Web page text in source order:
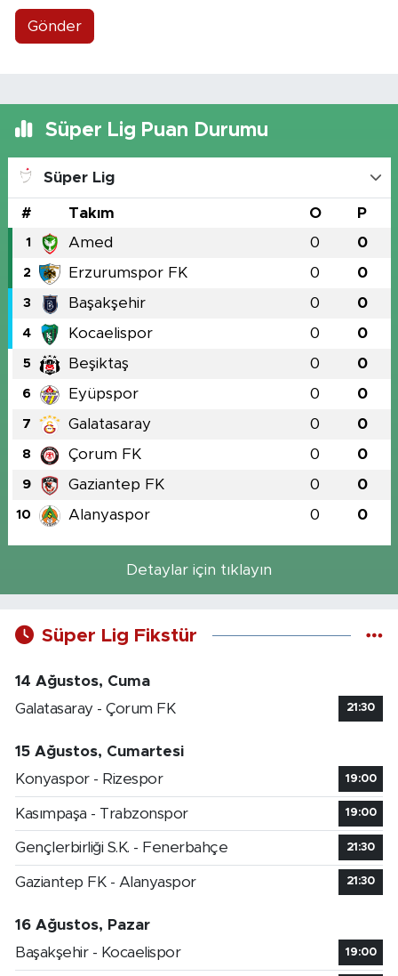
Gönder
Süper Lig Puan Durumu
Süper Lig
# Takım O P
1 Amed 0 0
2 Erzurumspor FK 0 0
3 Başakşehir 0 0
4 Kocaelispor 0 0
5 Beşiktaş 0 0
6 Eyüpspor 0 0
7 Galatasaray 0 0
8 Çorum FK 0 0
9 Gaziantep FK 0 0
10 Alanyaspor 0 0
Detaylar için tıklayın
Süper Lig Fikstür
14 Ağustos, Cuma
Galatasaray - Çorum FK
21:30
15 Ağustos, Cumartesi
Konyaspor - Rizespor
19:00
Kasımpaşa - Trabzonspor 19:00
Gençlerbirliği S.K. - Fenerbahçe 21:30
Gaziantep FK - Alanyaspor 21:30
16 Ağustos, Pazar
Başakşehir - Kocaelispor
19:00